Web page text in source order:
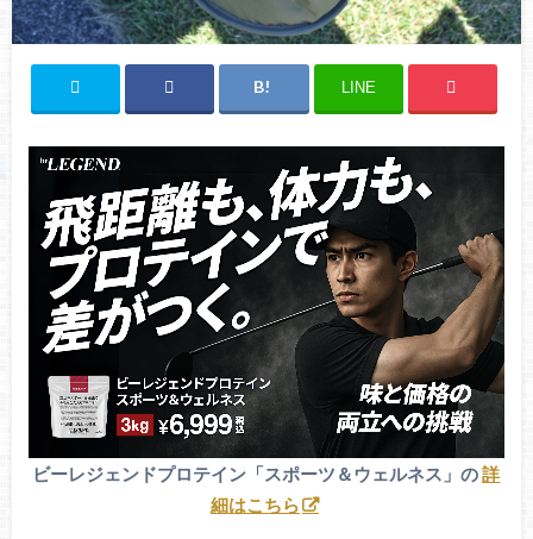
LINE
ビーレジェンドプロテイン「スポーツ＆ウェルネス」の詳
細はこちら